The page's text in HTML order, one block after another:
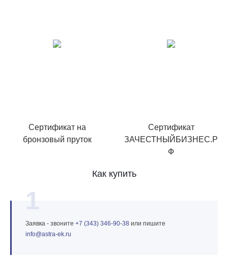
Сертификат на
бронзовый пруток
Сертификат
ЗАЧЕСТНЫЙБИЗНЕС.Р
Ф
Как купить
1
Заявка - звоните +7 (343) 346‑90‑38 или пишите
info@astra‑ek.ru